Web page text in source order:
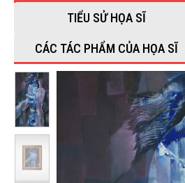
TIỂU SỬ HỌA SĨ
CÁC TÁC PHẨM CỦA HỌA SĨ